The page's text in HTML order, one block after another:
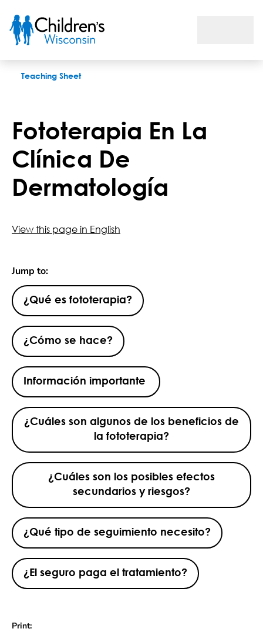
Teaching Sheet
Fototerapia En La
Clínica De
Dermatología
View this page in English
Jump to:
¿Qué es fototerapia?
¿Cómo se hace?
Información importante
¿Cuáles son algunos de los beneficios de
la fototerapia?
¿Cuáles son los posibles efectos
secundarios y riesgos?
¿Qué tipo de seguimiento necesito?
¿El seguro paga el tratamiento?
Print: